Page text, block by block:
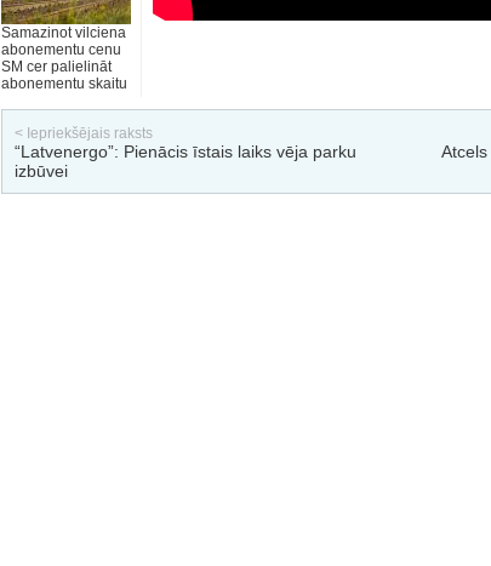
Samazinot vilciena
abonementu cenu
SM cer palielināt
abonementu skaitu
< Iepriekšējais raksts
“Latvenergo”: Pienācis īstais laiks vēja parku
izbūvei